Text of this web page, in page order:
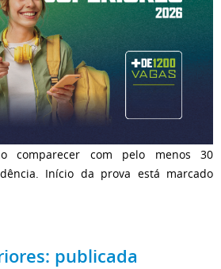
comparecer com pelo menos 30
Início da prova está marcado
publicada